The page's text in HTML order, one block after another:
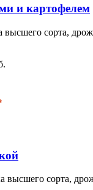
и картофелем
высшего сорта,
высшего сорта,